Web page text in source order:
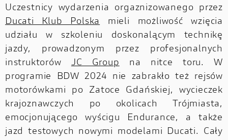
Uczestnicy wydarzenia orgaznizowanego przez
Ducati Klub Polska
mieli możliwość wzięcia
udziału w szkoleniu doskonalącym technikę
jazdy, prowadzonym przez profesjonalnych
instruktorów JC Group na nitce toru. W
programie BDW 2024 nie zabrakło też rejsów
motorówkami po Zatoce Gdańskiej, wycieczek
krajoznawczych po okolicach Trójmiasta,
emocjonującego wyścigu Endurance, a także
jazd testowych nowymi modelami Ducati. Cały